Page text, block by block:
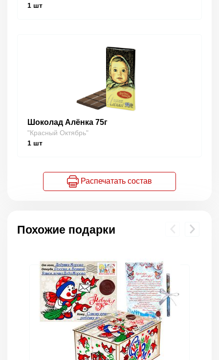
1 шт
Шоколад Алёнка 75г
"Красный Октябрь"
1 шт
Распечатать состав
Похожие подарки